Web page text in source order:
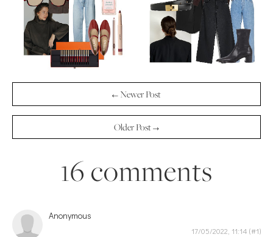
← Newer Post
Older Post →
16 comments
Anonymous
17/05/2022, 11:14